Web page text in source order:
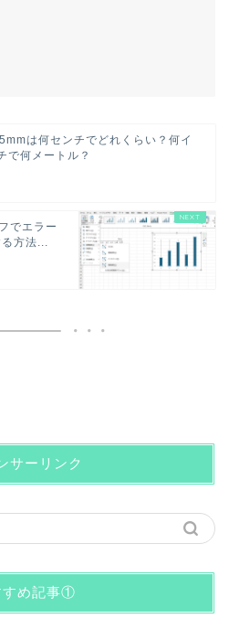
は何センチでどれくらい？何イ
で何メートル？
でエラー
方法...
サーリンク
すめ記事①